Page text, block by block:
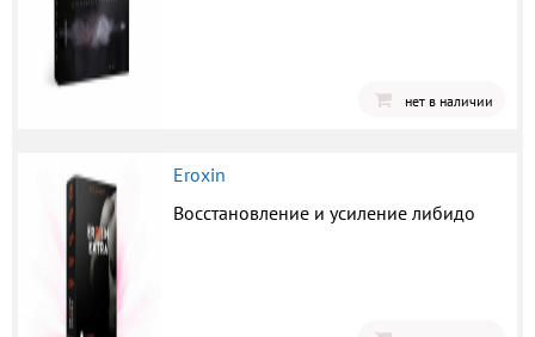
нет в наличии
Eroxin
Восстановление и усиление либидо